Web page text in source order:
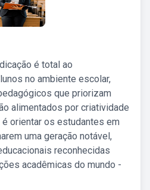
é total ao
no ambiente escolar,
que priorizam
alimentados por criatividade
orientar os estudantes em
uma geração notável,
reconhecidas
acadêmicas do mundo -